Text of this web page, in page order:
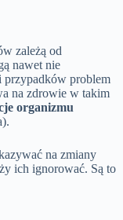
zależą od
nawet nie
przypadków problem
na zdrowie w takim
organizmu
na zmiany
ich ignorować. Są to